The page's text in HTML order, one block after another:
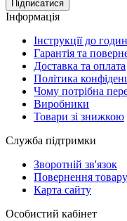
Інформація
Інструкції до
Гарантія та
Доставка та оплата
Політика
Чому потрібна
Виробники
Товари зі знижкою
Служба підтримки
Зворотній зв'язок
Повернення товару
Карта сайту
Особистий кабінет